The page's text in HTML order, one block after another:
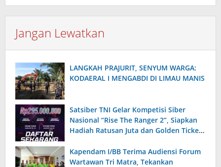
Jangan Lewatkan
‎LANGKAH PRAJURIT, SENYUM WARGA:
KODAERAL I MENGABDI DI LIMAU MANIS
Satsiber TNI Gelar Kompetisi Siber
Nasional “Rise The Ranger 2”, Siapkan
Hadiah Ratusan Juta dan Golden Ticket
Kapendam I/BB Terima Audiensi Forum
Wartawan Tri Matra, Tekankan